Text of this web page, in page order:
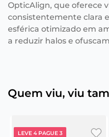
OpticAlign, que oferece
consistentemente clara
esférica otimizado em
a reduzir halos e
Quem viu, viu
LEVE 4 PAGUE 3